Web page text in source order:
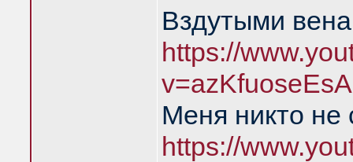
Вздутыми
https://
Меня никто
https://